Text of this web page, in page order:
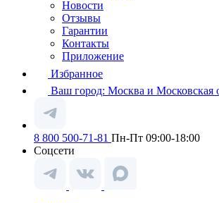
Новости
Отзывы
Гарантии
Контакты
Приложение
Избранное
Ваш город: Москва и Московская
8 800 500-71-81 Пн-Пт 09:00-18:00
Соцсети